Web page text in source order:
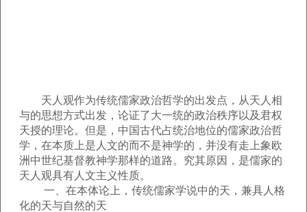
天人观作为传统儒家政治哲学的出发点，从天人相
与的思想方式出发，论证了大一统的政治秩序以及君权
天授的理论。但是，中国古代占统治地位的儒家政治哲
学，在本质上是人文的而不是神学的，并没有走上象欧
洲中世纪基督教神学那样的道路。究其原因，是儒家的
天人观具有人文主义性质。
一、在本体论上，传统儒家学说中的天，兼具人格
化的天与自然的天